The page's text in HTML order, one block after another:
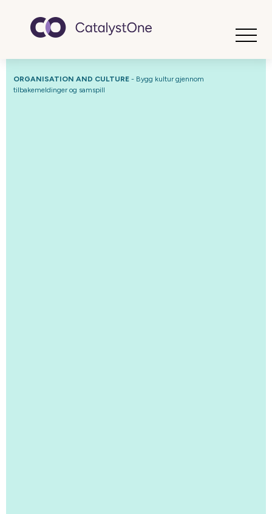
ORGANISATION AND CULTURE - Bygg kultur gjennom
tilbakemeldinger og samspill